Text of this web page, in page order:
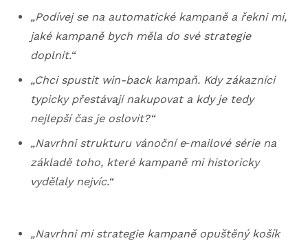
„Podívej se na automatické kampaně a řekni mi,
jaké kampaně bych měla do své strategie
doplnit.“
„Chci spustit win-back kampaň. Kdy zákazníci
typicky přestávají nakupovat a kdy je tedy
nejlepší čas je oslovit?“
„Navrhni strukturu vánoční e‑mailové série na
základě toho, které kampaně mi historicky
vydělaly nejvíc.“
„Navrhni mi strategie kampaně opuštěný košík